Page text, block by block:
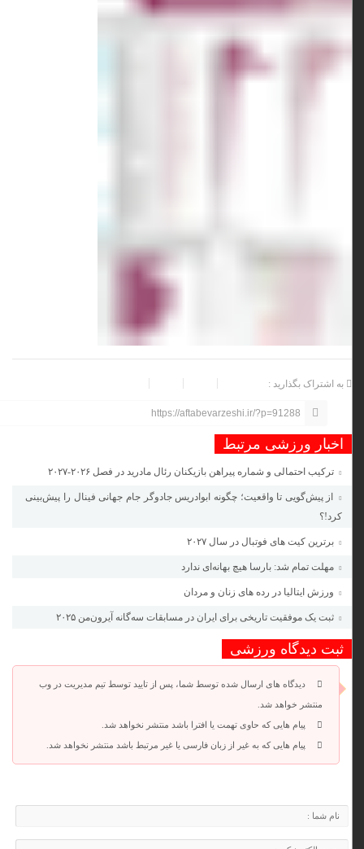
به اشتراک بگذارید :
https://aftabevarzeshi.ir/?p=91288
اخبار ورزشی مرتبط
ترکیب احتمالی و شماره پیراهن بازیکنان رئال مادرید در فصل ۲۰۲۶-۲۰۲۷
از پیش‌گویی تا واقعیت؛ چگونه ابوادریس جادوگر جام جهانی فینال را پیش‌بینی
کرد!؟
برترین کیت های فوتبال در سال ۲۰۲۷
مهلت تمام شد: بارسا هیچ بهانه‌‌ای ندارد
ورزش ایتالیا در رده های زنان و مردان
ثبت یک موفقیت تاریخی برای ایران در مسابقات سه‌گانه آیرون‌من ۲۰۲۵
ثبت دیدگاه ورزشی
دیدگاه های ارسال شده توسط شما، پس از تایید توسط تیم مدیریت در وب
منتشر خواهد شد.
پیام هایی که حاوی تهمت یا افترا باشد منتشر نخواهد شد.
پیام هایی که به غیر از زبان فارسی یا غیر مرتبط باشد منتشر نخواهد شد.